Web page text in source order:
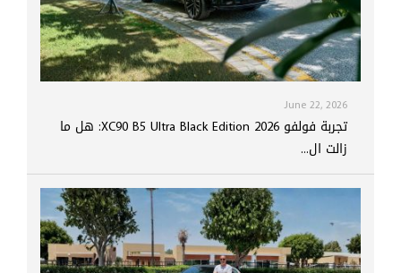
June 22, 2026
تجربة فولفو XC90 B5 Ultra Black Edition 2026: هل ما
زالت ال...